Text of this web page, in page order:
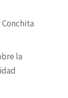
Conchita
la